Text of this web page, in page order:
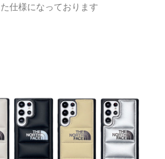
仕様になっております